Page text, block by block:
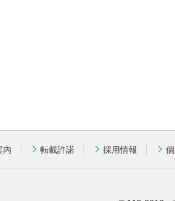
内 転載許諾 採用情報